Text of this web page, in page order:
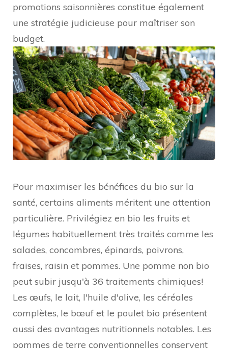
promotions saisonnières constitue également
une stratégie judicieuse pour maîtriser son
budget.
Pour maximiser les bénéfices du bio sur la
santé, certains aliments méritent une attention
particulière. Privilégiez en bio les fruits et
légumes habituellement très traités comme les
salades, concombres, épinards, poivrons,
fraises, raisin et pommes. Une pomme non bio
peut subir jusqu'à 36 traitements chimiques!
Les œufs, le lait, l'huile d'olive, les céréales
complètes, le bœuf et le poulet bio présentent
aussi des avantages nutritionnels notables. Les
pommes de terre conventionnelles conservent